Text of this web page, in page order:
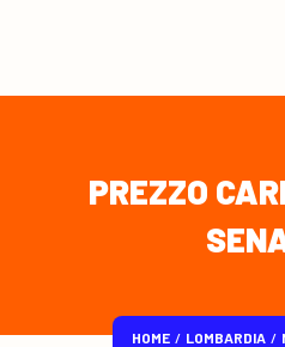
PREZZO
HOME / LOMBARDIA /